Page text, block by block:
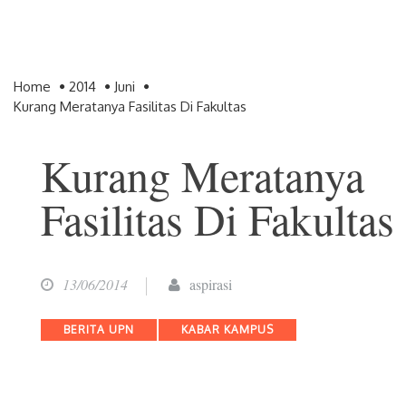
Home 2014
Juni
Kurang Meratanya Fasilitas Di Fakultas
Kurang Meratanya
Fasilitas Di Fakultas
13/06/2014 aspirasi
Categories
BERITA UPN KABAR KAMPUS